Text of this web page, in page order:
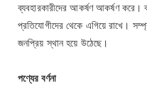
ব্যবহারকারীদের আকর্ষণ আকর্ষণ করে।
প্রতিযোগীদের থেকে এগিয়ে রাখে।
জনপ্রিয় স্থান হয়ে উঠেছে।
পণ্যের বর্ণনা